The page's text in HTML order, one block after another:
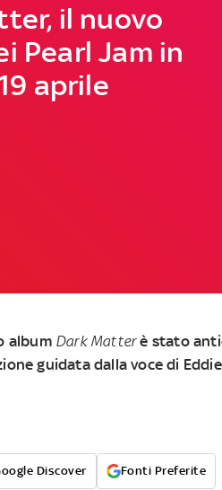
il nuovo
Pearl Jam in
aprile
album Dark Matterè stato
guidata dalla voce di
Discover Fonti Preferite